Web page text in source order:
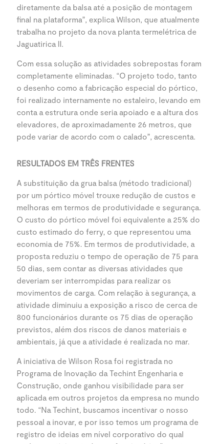
diretamente da balsa até a posição de montagem
final na plataforma”, explica Wilson, que atualmente
trabalha no projeto da nova planta termelétrica de
Jaguatirica II.
Com essa solução as atividades sobrepostas foram
completamente eliminadas. “O projeto todo, tanto
o desenho como a fabricação especial do pórtico,
foi realizado internamente no estaleiro, levando em
conta a estrutura onde seria apoiado e a altura dos
elevadores, de aproximadamente 26 metros, que
pode variar de acordo com o calado”, acrescenta.
RESULTADOS EM TRÊS FRENTES
A substituição da grua balsa (método tradicional)
por um pórtico móvel trouxe redução de custos e
melhoras em termos de produtividade e segurança.
O custo do pórtico móvel foi equivalente a 25% do
custo estimado do ferry, o que representou uma
economia de 75%. Em termos de produtividade, a
proposta reduziu o tempo de operação de 75 para
50 dias, sem contar as diversas atividades que
deveriam ser interrompidas para realizar os
movimentos de carga. Com relação à segurança, a
atividade diminuiu a exposição a risco de cerca de
800 funcionários durante os 75 dias de operação
previstos, além dos riscos de danos materiais e
ambientais, já que a atividade é realizada no mar.
A iniciativa de Wilson Rosa foi registrada no
Programa de Inovação da Techint Engenharia e
Construção, onde ganhou visibilidade para ser
aplicada em outros projetos da empresa no mundo
todo. “Na Techint, buscamos incentivar o nosso
pessoal a inovar, e por isso temos um programa de
registro de ideias em nível corporativo do qual